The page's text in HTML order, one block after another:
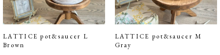
LATTICE pot&saucer L
Brown
LATTICE pot&saucer M
Gray